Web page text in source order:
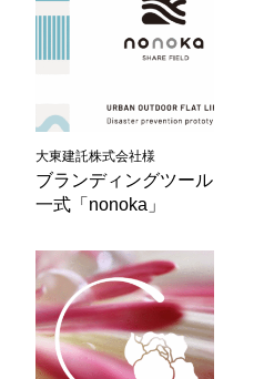
大東建託株式会社様
ブランディングツール
一式「nonoka」